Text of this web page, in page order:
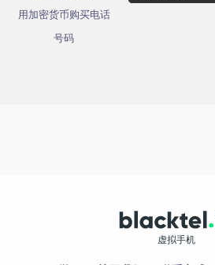
用加密货币购买电话
号码
虚拟手机